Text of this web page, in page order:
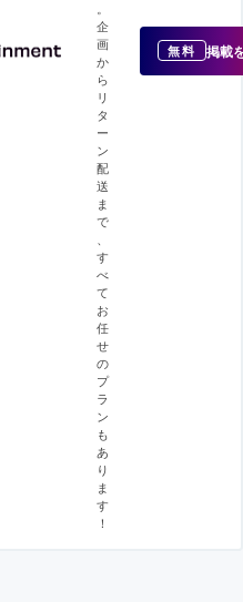
企
画
か
ら
リ
タ
ー
ン
配
送
ま
で
す
べ
て
お
任
せ
の
プ
ラ
ン
も
あ
り
ま
す
！
無料 掲載